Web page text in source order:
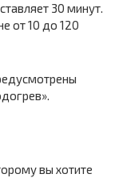
30 минут.
от 10 до 120
вы хотите